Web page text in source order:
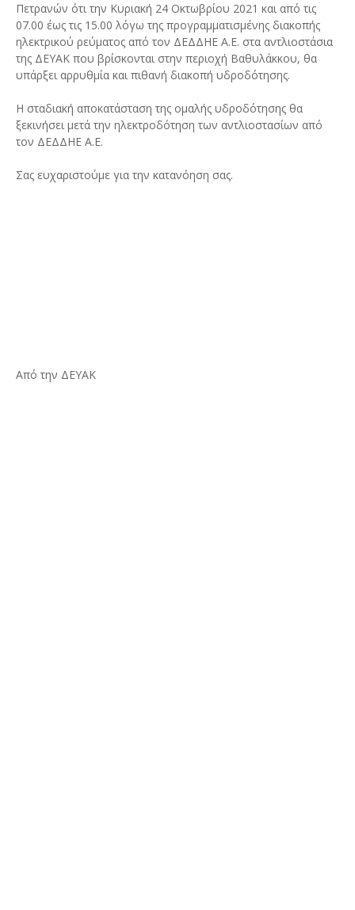
Πετρανών ότι την Κυριακή 24 Οκτωβρίου 2021 και από τις
07.00 έως τις 15.00 λόγω της προγραμματισμένης διακοπής
ηλεκτρικού ρεύματος από τον ΔΕΔΔΗΕ Α.Ε. στα αντλιοστάσια
της ΔΕΥΑΚ που βρίσκονται στην περιοχή Βαθυλάκκου, θα
υπάρξει αρρυθμία και πιθανή διακοπή υδροδότησης.
Η σταδιακή αποκατάσταση της ομαλής υδροδότησης θα
ξεκινήσει μετά την ηλεκτροδότηση των αντλιοστασίων από
τον ΔΕΔΔΗΕ Α.Ε.
Σας ευχαριστούμε για την κατανόηση σας.
Από την ΔΕΥΑΚ